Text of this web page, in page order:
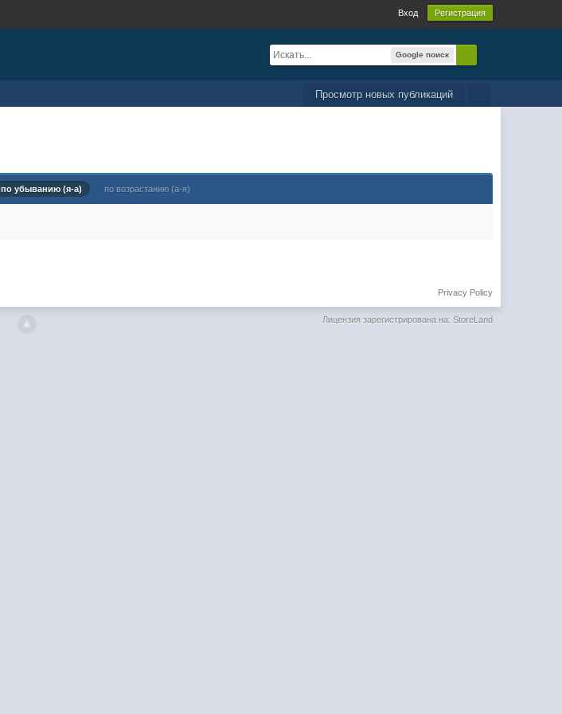
Вход Регистрация
Google поиск
Просмотр новых публикаций
по убыванию (я-а) по возрастанию (а-я)
Privacy Policy
Лицензия зарегистрирована на: StoreLand